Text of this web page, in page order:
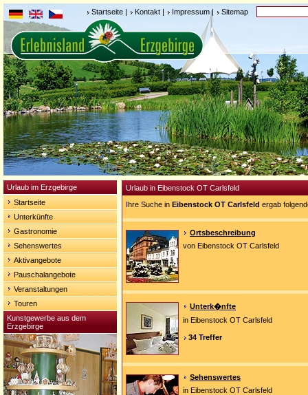
Startseite | Kontakt | Impressum| Sitemap
Urlaub im Erzgebirge
Startseite
Unterkünfte
Gastronomie
Sehenswertes
Aktivangebote
Pauschalangebote
Veranstaltungen
Touren
Kunstgewerbe aus dem
Erzgebirge
Urlaub in Eibenstock OT Carlsfeld
Ihre Suche in Eibenstock OT Carlsfeld ergab
Ortsbeschreibung
von Eibenstock OT Carlsfeld
Unterk�nfte
in Eibenstock OT Carlsfeld
34 Treffer
Sehenswertes
in Eibenstock OT Carlsfeld